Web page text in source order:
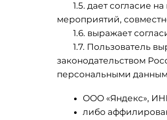
1.5. дает согласие на
мероприятий,
1.6. выражает
1.7. Пользователь
законодательством
персональными
ООО «Яндекс»,
либо